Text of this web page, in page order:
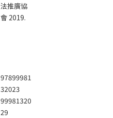
法推廣協
會 2019.
97899981
32023
99981320
29